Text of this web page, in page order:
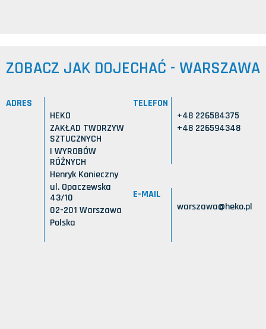
ZOBACZ JAK DOJECHAĆ - WARSZAWA
ADRES
HEKO
ZAKŁAD TWORZYW
SZTUCZNYCH
I WYROBÓW
RÓŻNYCH
Henryk Konieczny
ul. Opaczewska
43/10
02-201 Warszawa
Polska
TELEFON
+48 226584375
+48 226594348
E-MAIL
warszawa@heko.pl